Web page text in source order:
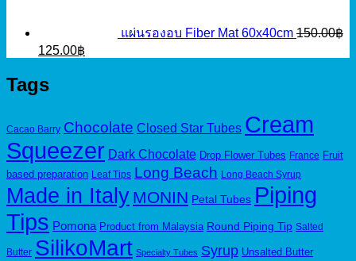
แผ่นรองอบ Fiber Mat 60x40cm 150.00฿
Original
150.00฿.
125.00฿
Tags
Cacao Barry Chocolate Closed Star Tubes Cream
Squeezer Dark Chocolate Drop Flower Tubes France Fruit
based preparation Leaf Tips Long Beach Long Beach Syrup
Made in Italy MONIN Petal Tubes Piping
Tips Pomona Product from Malaysia Round Piping Tip Salted
Butter SilikoMart Specialty Tubes Syrup Unsalted Butter